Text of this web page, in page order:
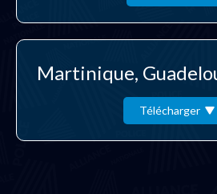
Martinique,
Télécharger